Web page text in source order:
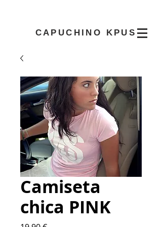
CAPUCHINO KPUS
Camiseta
chica PINK